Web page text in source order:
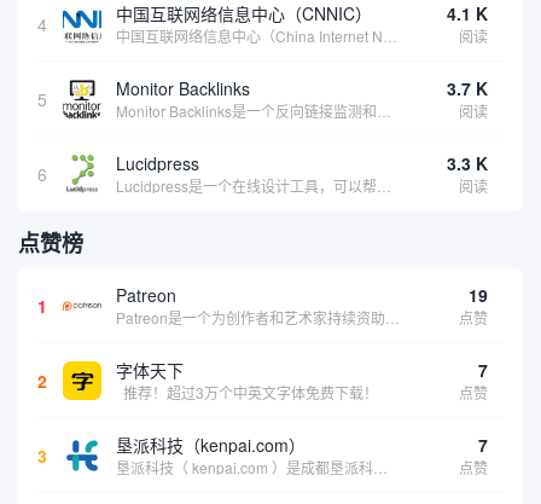
4 中国互联网络信息中心（CNNIC） 4.1 K
阅读
5 Monitor Backlinks 3.7 K
阅读
6 Lucidpress 3.3 K
阅读
点赞榜
1 Patreon 19
点赞
2 字体天下
推荐！超过3万个中英文字体免费下载！
7
点赞
3 垦派科技（kenpai.com） 7
点赞